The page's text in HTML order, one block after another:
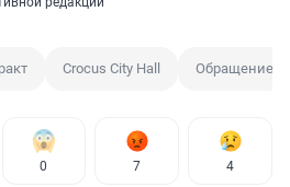
Crocus City Hall Обращение
0 7 4